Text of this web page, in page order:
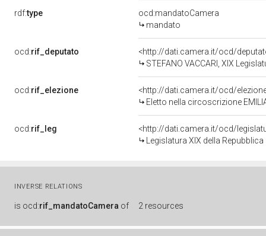
rdf:type
ocd:mandatoCamera
mandato
ocd:rif_deputato
<http://dati.camera.it/ocd/
STEFANO VACCARI, XIX
ocd:rif_elezione
<http://dati.camera.it/ocd/
Eletto nella circoscrizione
ocd:rif_leg
<http://dati.camera.it/ocd/
Legislatura XIX della
INVERSE RELATIONS
is ocd:rif_mandatoCamera of 2 resources